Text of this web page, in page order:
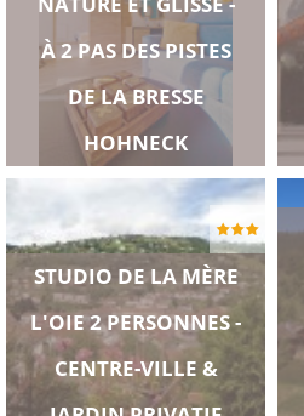
À 2 PAS DES PISTES
DE LA BRESSE
HOHNECK
STUDIO DE LA MÈRE
L'OIE 2 PERSONNES -
CENTRE-VILLE &